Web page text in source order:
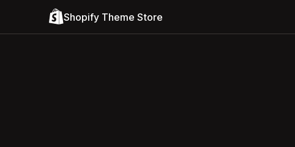
Shopify Theme Store